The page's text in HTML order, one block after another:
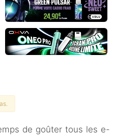
de goûter tous les e-